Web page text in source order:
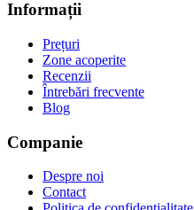
Informații
Prețuri
Zone acoperite
Recenzii
Întrebări frecvente
Blog
Companie
Despre noi
Contact